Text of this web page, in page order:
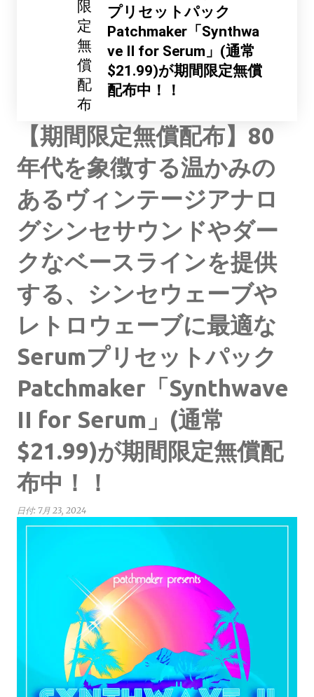
限
定
無
償
配
布
プリセットパック
Patchmaker「Synthwa
ve II for Serum」(通常
$21.99)が期間限定無償
配布中！！
【期間限定無償配布】80
年代を象徴する温かみの
あるヴィンテージアナロ
グシンセサウンドやダー
クなベースラインを提供
する、シンセウェーブや
レトロウェーブに最適な
Serumプリセットパック
Patchmaker「Synthwave
II for Serum」(通常
$21.99)が期間限定無償配
布中！！
日付: 7月 23, 2024